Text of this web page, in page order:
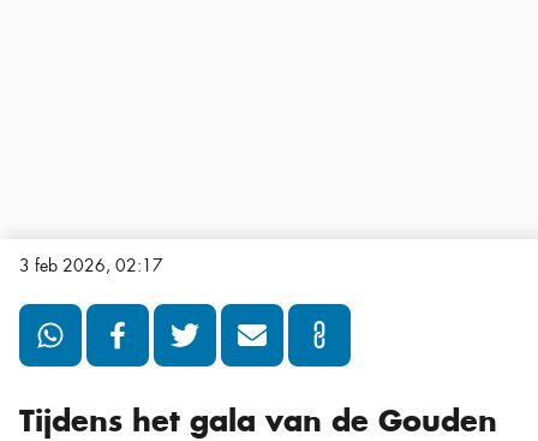
3 feb 2026, 02:17
Tijdens het gala van de Gouden